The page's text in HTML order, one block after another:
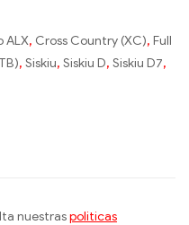
ALX, Cross Country (XC), Full
, Siskiu, Siskiu D, Siskiu D7,
nuestraspoliticas